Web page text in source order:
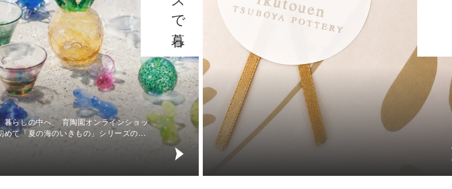
夏の時間をより心地よく楽しめる、器やアイテムが入荷し
ました。 冷たい飲みものをたっぷり楽しめるビアマグカッ
プやビアカップをはじめ、食卓に涼やかさを添える水差
し、さまざまな場面で使いやすい角皿Tト...
2026.08.03